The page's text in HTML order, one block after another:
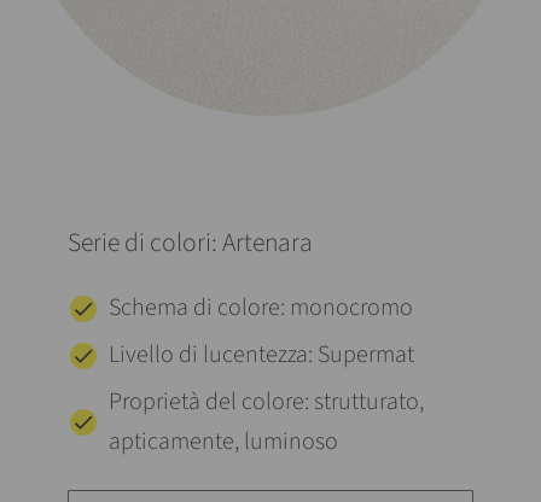
Serie di colori: Artenara
Schema di colore: monocromo
Livello di lucentezza: Supermat
Proprietà del colore: strutturato,
apticamente, luminoso